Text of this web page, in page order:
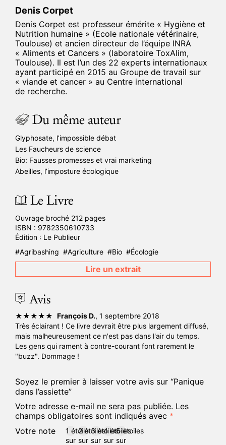
Denis Corpet
Denis Corpet est professeur émérite « Hygiène et
Nutrition humaine » (Ecole nationale vétérinaire,
Toulouse) et ancien directeur de l’équipe INRA
« Aliments et Cancers » (laboratoire ToxAlim,
Toulouse). Il est l’un des 22 experts internationaux
ayant participé en 2015 au Groupe de travail sur
« viande et cancer » au Centre international
de recherche.
Du même auteur
Glyphosate, l’impossible débat
Les Faucheurs de science
Bio: Fausses promesses et vrai marketing
Abeilles, l’imposture écologique
Le Livre
Ouvrage broché 212 pages
ISBN : 9782350610733
Édition : Le Publieur
Agribashing
Agriculture Bio Écologie
Lire un extrait
Avis
★★★★★ François D., 1 septembre 2018
Très éclairant ! Ce livre devrait être plus largement diffusé,
mais malheureusement ce n'est pas dans l'air du temps.
Les gens qui rament à contre-courant font rarement le
"buzz". Dommage !
Soyez le premier à laisser votre avis sur “Panique
dans l’assiette”
Votre adresse e-mail ne sera pas publiée. Les
champs obligatoires sont indiqués avec *
Votre note
1 étoile
sur
2 étoiles
sur
3 étoiles
sur
4 étoiles
sur
5 étoiles
sur